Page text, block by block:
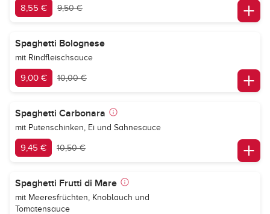
8,55 € 9,50 €
Spaghetti Bolognese
mit Rindfleischsauce
9,00 € 10,00 €
Spaghetti Carbonara
mit Putenschinken, Ei und Sahnesauce
9,45 € 10,50 €
Spaghetti Frutti di Mare
mit Meeresfrüchten, Knoblauch und
Tomatensauce